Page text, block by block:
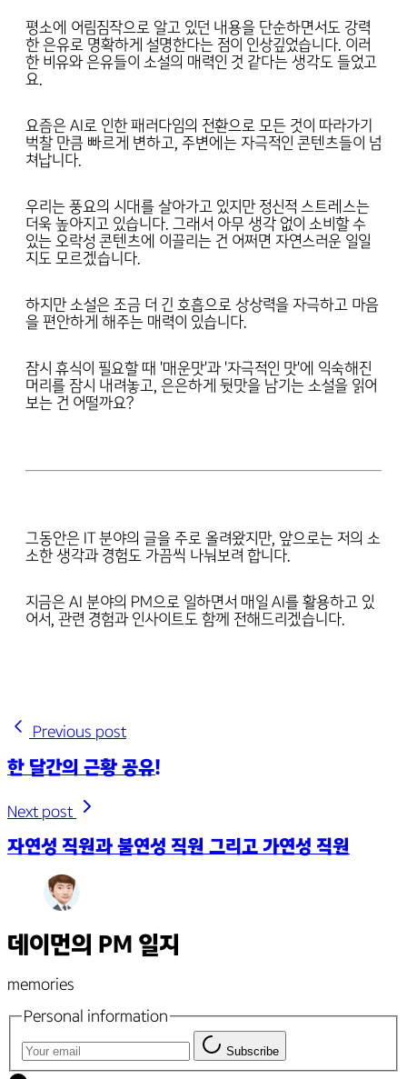
평소에 어림짐작으로 알고 있던 내용을 단순하면서도 강력
한 은유로 명확하게 설명한다는 점이 인상깊었습니다. 이러
한 비유와 은유들이 소설의 매력인 것 같다는 생각도 들었고
요.
요즘은 AI로 인한 패러다임의 전환으로 모든 것이 따라가기
벅찰 만큼 빠르게 변하고, 주변에는 자극적인 콘텐츠들이 넘
쳐납니다.
우리는 풍요의 시대를 살아가고 있지만 정신적 스트레스는
더욱 높아지고 있습니다. 그래서 아무 생각 없이 소비할 수
있는 오락성 콘텐츠에 이끌리는 건 어쩌면 자연스러운 일일
지도 모르겠습니다.
하지만 소설은 조금 더 긴 호흡으로 상상력을 자극하고 마음
을 편안하게 해주는 매력이 있습니다.
잠시 휴식이 필요할 때 '매운맛'과 '자극적인 맛'에 익숙해진
머리를 잠시 내려놓고, 은은하게 뒷맛을 남기는 소설을 읽어
보는 건 어떨까요?
그동안은 IT 분야의 글을 주로 올려왔지만, 앞으로는 저의 소
소한 생각과 경험도 가끔씩 나눠보려 합니다.
지금은 AI 분야의 PM으로 일하면서 매일 AI를 활용하고 있
어서, 관련 경험과 인사이트도 함께 전해드리겠습니다.
Previous post
한 달간의 근황 공유!
Next post
자연성 직원과 불연성 직원 그리고 가연성 직원
데이먼의 PM 일지
memories
Personal information
Subscribe